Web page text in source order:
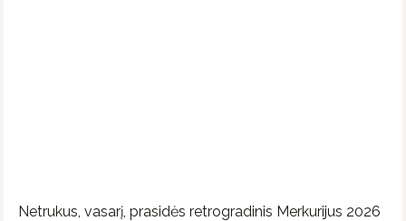
Netrukus, vasarį, prasidės retrogradinis Merkurijus 2026